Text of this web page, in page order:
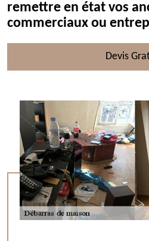
remettre en état vos
commerciaux ou
Devis